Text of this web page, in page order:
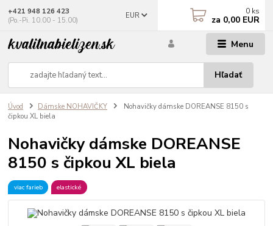
Menu
EUR
Hľadať
+421 948 126 423
(Po.-Pi. 10.00 - 15.00)
0 ks
za 0,00 EUR
Úvod Dámske NOHAVIČKY
Nohavičky dámske DOREANSE 8150 s
čipkou XL biela
Nohavičky dámske DOREANSE
8150 s čipkou XL biela
viac farieb elastické